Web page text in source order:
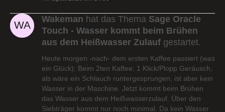
Wakeman hat das Thema Sage Oracle
Touch - Wasser kommt beim Brühen
aus dem Heißwasser Zulauf gestartet.
Heute morgen -nach- dem ersten Kaffee passiert (was
ein Glück): Beim 2ten Kaffee: 1 Klick/Plopp Geräusch,
als wäre ein Schlauch runtergesprungen, ist aber kein
Wasser in der Maschine. Jetzt kommt beim Brühen
das Wasser aus dem Heißwasserzulauf. Über den
Siebträger kommt nur noch minimal. Da kein Wasser